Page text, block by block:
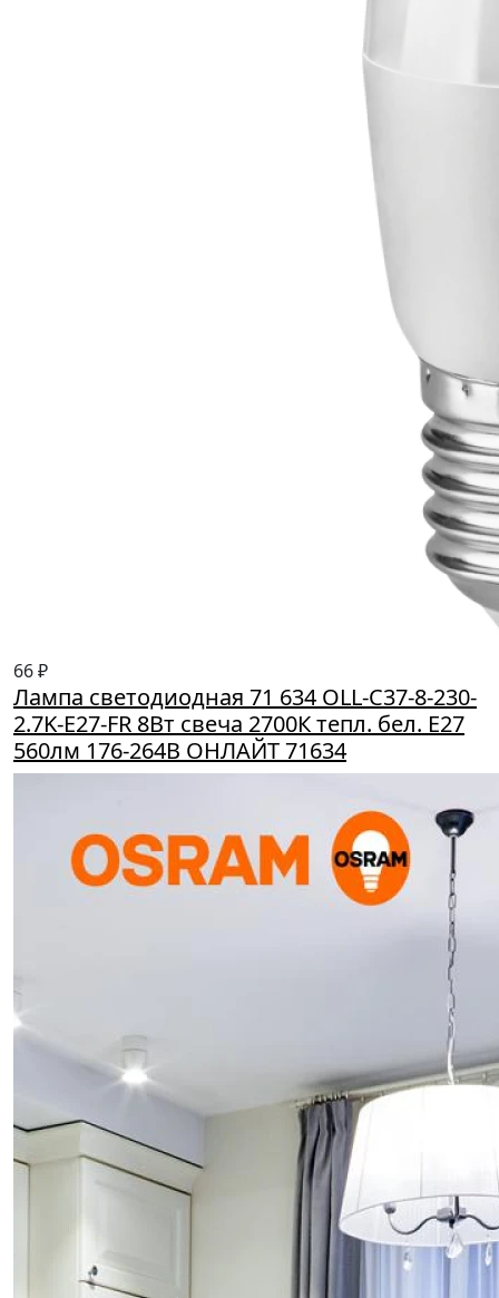
66 ₽
Лампа светодиодная 71 634 OLL-C37-8-230-
2.7K-E27-FR 8Вт свеча 2700К тепл. бел. E27
560лм 176-264В ОНЛАЙТ 71634